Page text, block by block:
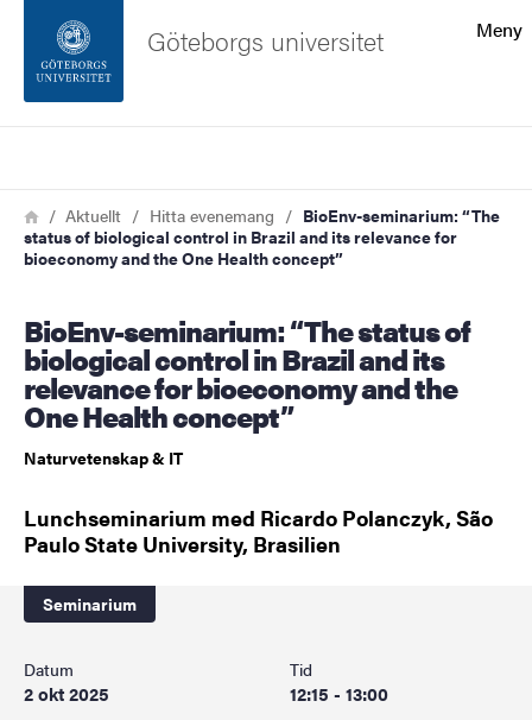
Sidfoten
Om webbplatsen
Meny
Göteborgs universitet
Länkstig
HemAktuellt Hitta evenemang
BioEnv-seminarium: “The
status of biological control in Brazil and its relevance for
bioeconomy and the One Health concept”
BioEnv-seminarium: “The status of
biological control in Brazil and its
relevance for bioeconomy and the
One Health concept”
Naturvetenskap & IT
Lunchseminarium med Ricardo Polanczyk, São
Paulo State University, Brasilien
Seminarium
Datum
2 okt 2025
Tid
12:15 - 13:00